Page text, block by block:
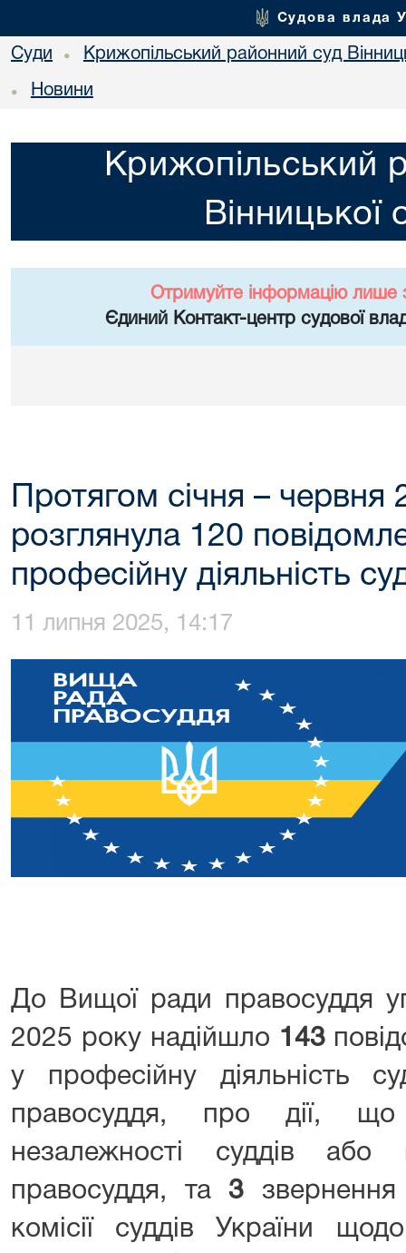
Судова влада
Суди • Крижопільський районний суд
• Новини
Крижопільський
Вінницької
Отримуйте інформацію лише
Єдиний Контакт-центр судової
Протягом січня –
розглянула 120
професійну діяльність
11 липня 2025, 14:17
До Вищої ради правосуддя
2025 року надійшло 143
у професійну діяльність
правосуддя, про дії, що
незалежності суддів або
правосуддя, та 3 звернення
комісії суддів України